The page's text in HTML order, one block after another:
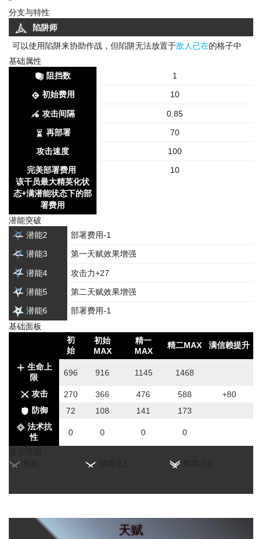
分支与特性
陷阱师
可以使用陷阱来协助作战，但陷阱无法放置于敌人已在的格子中
基础属性
阻挡数
1
初始费用 10
攻击间隔 0.85
再部署 70
攻击速度 100
完美部署费用
该干员最大精英化状
态+满潜能状态下的部
署费用
10
潜能突破
潜能2
部署费用-1
潜能3 第一天赋效果增强
潜能4 攻击力+27
潜能5 第二天赋效果增强
潜能6
部署费用-1
基础面板
初
始
初始
MAX
精一
MAX
精二MAX 满信赖提升
生命上
限
696 916 1145 1468
攻击 270 366 476 588
+80
防御
72 108 141
173
法术抗
性
0 0 0 0
天赋